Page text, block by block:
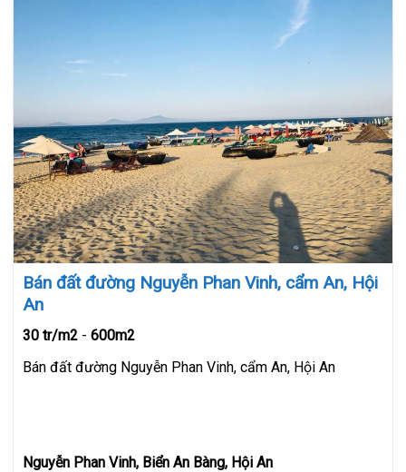
Bán đất đường Nguyễn Phan Vinh, cẩm An, Hội
An
30 tr/m2 - 600m2
Bán đất đường Nguyễn Phan Vinh, cẩm An, Hội An
Nguyễn Phan Vinh, Biển An Bàng, Hội An